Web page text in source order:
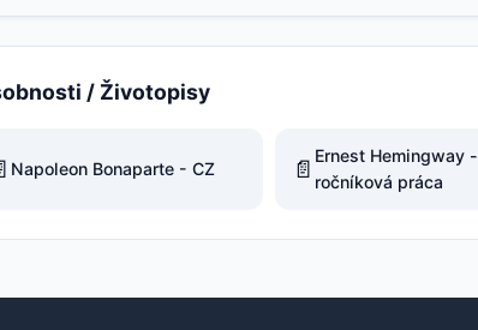
/ Životopisy
Napoleon Bonaparte - CZ 📄 Ernest Hemingway -
ročníková práca